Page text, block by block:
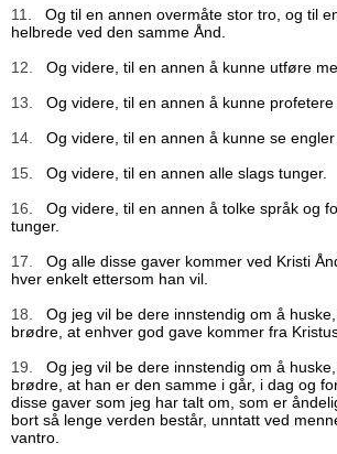
11.
Og til en annen overmåte stor tro, og til
helbrede ved den samme Ånd.
12.
Og videre, til en annen å kunne utføre
13.
Og videre, til en annen å kunne profetere
14.
Og videre, til en annen å kunne se engler
15.
Og videre, til en annen alle slags tunger.
16.
Og videre, til en annen å tolke språk og
tunger.
17.
Og alle disse gaver kommer ved Kristi
hver enkelt ettersom han vil.
18.
Og jeg vil be dere innstendig om å
brødre, at enhver god gave kommer fra
19.
Og jeg vil be dere innstendig om å
brødre, at han er den samme i går, i dag og
disse gaver som jeg har talt om, som er
bort så lenge verden består, unntatt ved
vantro.